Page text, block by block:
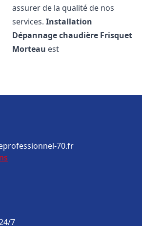
assurer de la qualité de nos
services.Installation
Dépannage chaudière Frisquet
Morteau est
70.fr
7